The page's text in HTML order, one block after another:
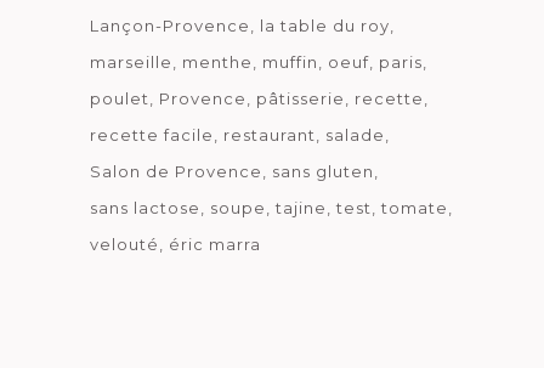
Lançon-Provence
la table du roy
marseille
menthe muffin oeuf paris
poulet
Provence pâtisserie
recette
recette facile
restaurant
salade
Salon de Provence
sans gluten
sans lactose
soupe tajine test
tomate
velouté
éric marra